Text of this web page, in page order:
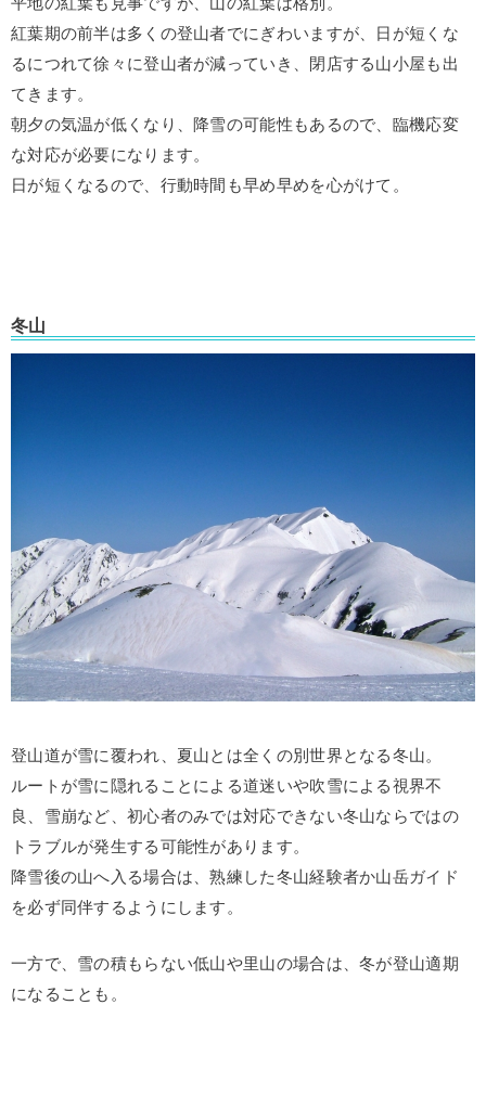
紅葉期の前半は多くの登山者でにぎわいますが、日が短くな
るにつれて徐々に登山者が減っていき、閉店する山小屋も出
てきます。
朝夕の気温が低くなり、降雪の可能性もあるので、臨機応変
な対応が必要になります。
日が短くなるので、行動時間も早め早めを心がけて。
冬山
登山道が雪に覆われ、夏山とは全くの別世界となる冬山。
ルートが雪に隠れることによる道迷いや吹雪による視界不
良、雪崩など、初心者のみでは対応できない冬山ならではの
トラブルが発生する可能性があります。
降雪後の山へ入る場合は、熟練した冬山経験者か山岳ガイド
を必ず同伴するようにします。
一方で、雪の積もらない低山や里山の場合は、冬が登山適期
になることも。